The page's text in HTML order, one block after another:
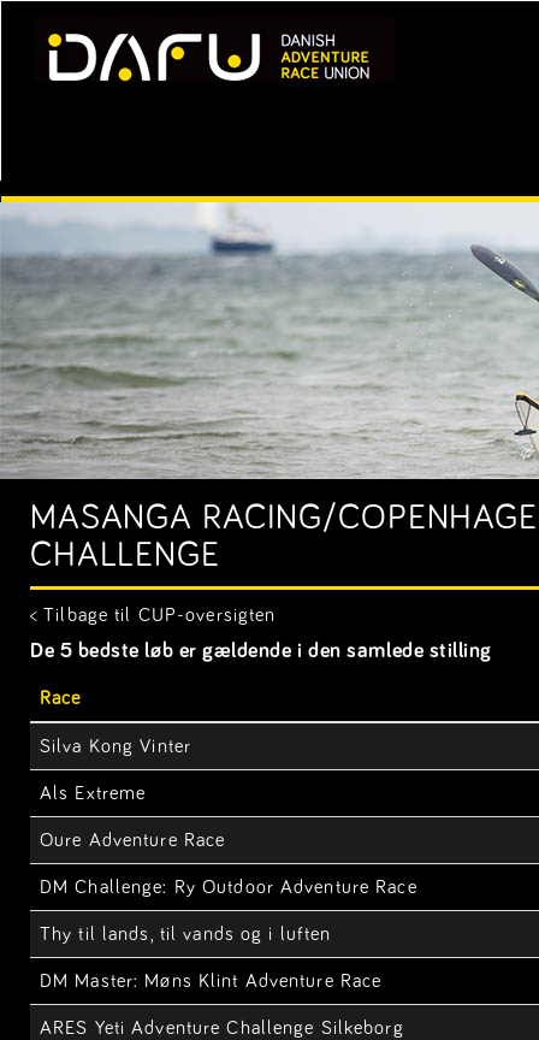
MASANGA RACING/
CHALLENGE
< Tilbage til CUP-oversigten
De 5 bedste løb er gældende i den samlede stilling
Race
Silva Kong Vinter
Als Extreme
Oure Adventure Race
DM Challenge: Ry Outdoor Adventure Race
Thy til lands, til vands og i luften
DM Master: Møns Klint Adventure Race
ARES Yeti Adventure Challenge Silkeborg